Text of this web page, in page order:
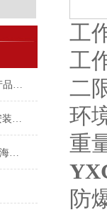
YX-160-B防爆电接点压力表产品介绍
YXC-100 防爆电接点压力表安装维护常识
YX-160B防爆电接点压力表上海仪表四厂
工
工
二
环
重
防